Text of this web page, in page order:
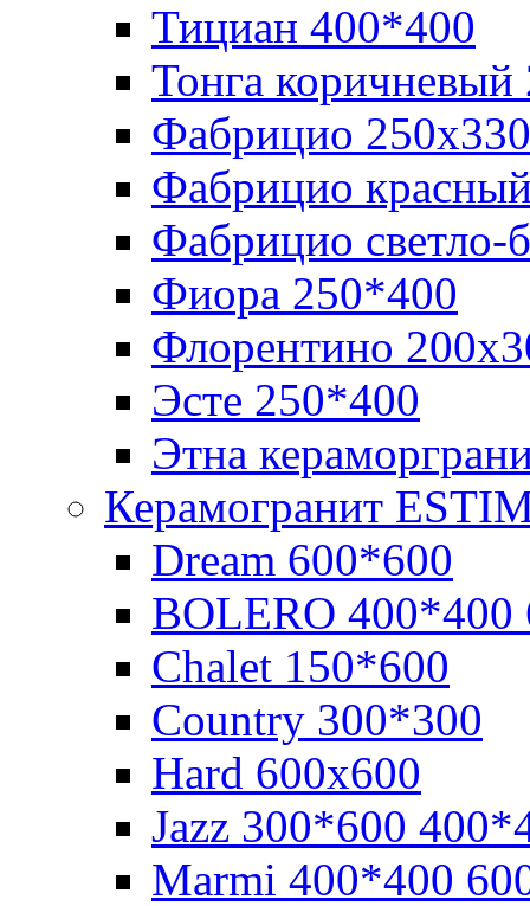
Тициан 400*400
Тонга коричневый
Фабрицио 250х330
Фабрицио
Фабрицио светло-
Фиора 250*400
Флорентино
Эсте 250*400
Этна
Керамогранит
Dream 600*600
BOLERO 400*400
Chalet 150*600
Cоuntry 300*300
Hard 600x600
Jazz 300*600
Marmi 400*400